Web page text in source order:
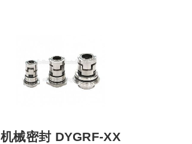
机械密封 DYGRF-XX